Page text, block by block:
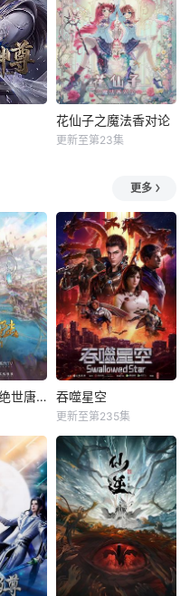
花仙子之魔法香对论
更新至第23集
更多
斗罗大陆2：绝世唐门 吞噬星空
更新至第235集